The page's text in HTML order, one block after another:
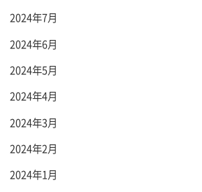
2024年7月
2024年6月
2024年5月
2024年4月
2024年3月
2024年2月
2024年1月